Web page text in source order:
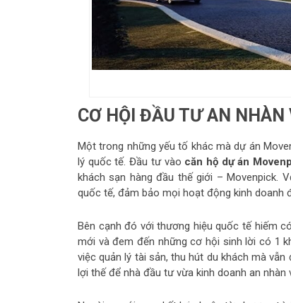
CƠ HỘI ĐẦU TƯ AN NHÀN
Một trong những yếu tố khác mà dự án
lý quốc tế. Đầu tư vào căn hộ dự án
khách sạn hàng đầu thế giới – Movenpick.
quốc tế, đảm bảo mọi hoạt động kinh doanh
Bên cạnh đó với thương hiệu quốc tế hiếm
mới và đem đến những cơ hội sinh lời có 1
việc quản lý tài sản, thu hút du khách mà
lợi thế để nhà đầu tư vừa kinh doanh an nhàn